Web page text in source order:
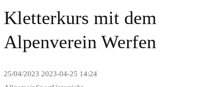
Kletterkurs mit dem
Alpenverein Werfen
25/04/2023 2023-04-25 14:24